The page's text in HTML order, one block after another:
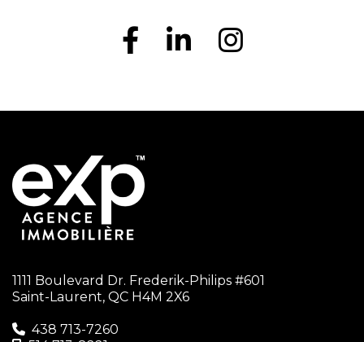
1111 Boulevard Dr. Frederik-Philips #601
Saint-Laurent, QC H4M 2X6
438 713-7260‬